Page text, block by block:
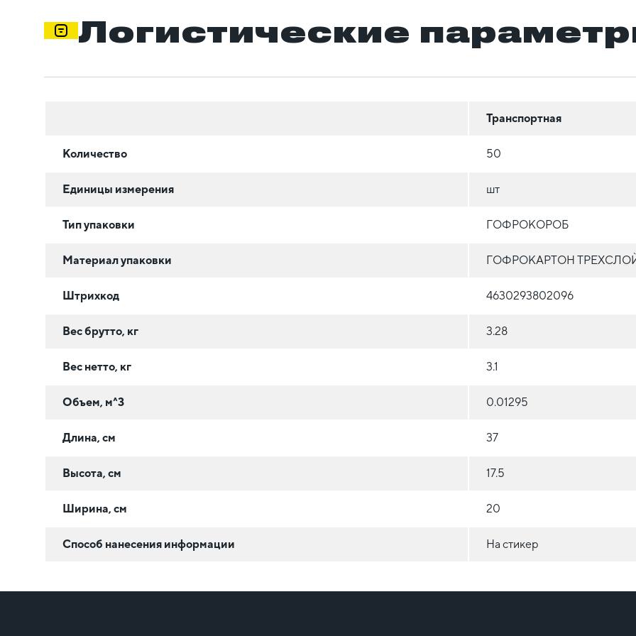
Логистические
Транспортная
Количество 50
Единицы измерения шт
Тип упаковки ГОФРОКОРОБ
Материал упаковки ГОФРОКАРТОН
Штрихкод 4630293802096
Вес брутто, кг 3.28
Вес нетто, кг 3.1
Объем, м^3 0.01295
Длина, см 37
Высота, см 17.5
Ширина, см 20
Способ нанесения информации На стикер